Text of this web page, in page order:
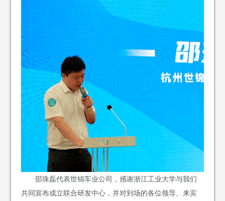
邵珠磊代表世锦车业公司，感谢浙江工业大学与我们
共同宣布成立联合研发中心，并对到场的各位领导、来宾